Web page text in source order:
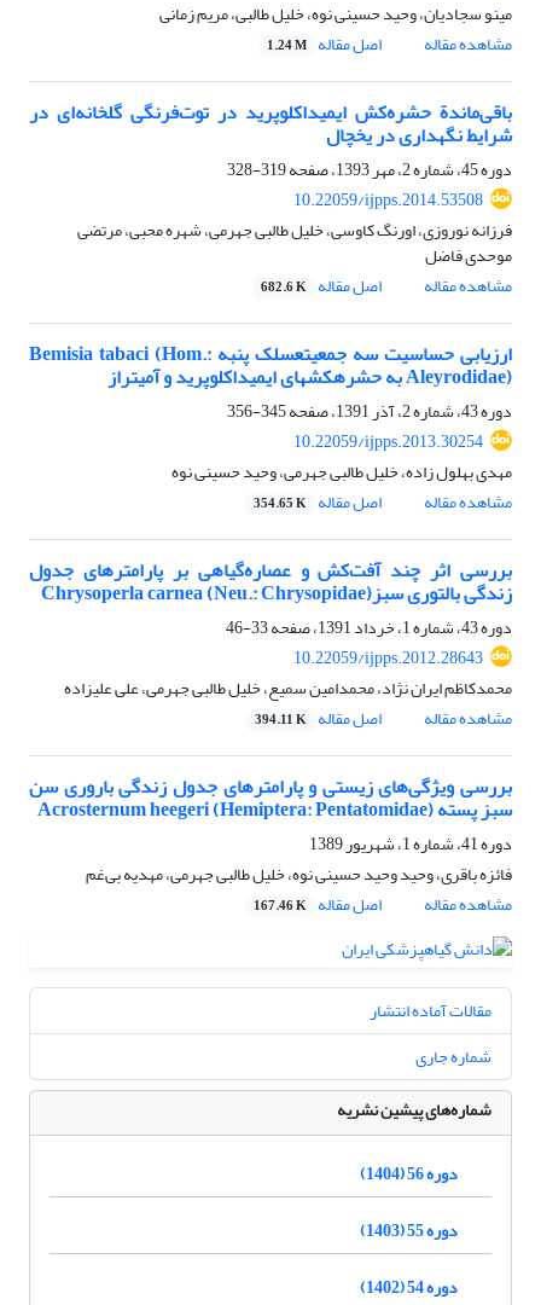
مینو سجادیان، وحید حسینی نوه، خلیل طالبی، مریم زمانی
مشاهده مقاله
اصل مقاله 1.24 M
باقی‌ماندة حشره‌کش ایمیداکلوپرید در توت‌فرنگی گلخانه‌ای در
شرایط نگهداری در یخچال
دوره 45، شماره 2، مهر 1393، صفحه
319-328
10.22059/ijpps.2014.53508
فرزانه نوروزی، اورنگ کاوسی، خلیل طالبی جهرمی، شهره محبی، مرتضی
موحدی فاضل
مشاهده مقاله
اصل مقاله 682.6 K
ارزیابی حساسیت سه جمعیتعسلک پنبه Bemisia tabaci (Hom.:
Aleyrodidae) به حشرهکشهای ایمیداکلوپرید و آمیتراز
دوره 43، شماره 2، آذر 1391، صفحه
345-356
10.22059/ijpps.2013.30254
مهدی بهلول زاده، خلیل طالبی جهرمی، وحید حسینی نوه
مشاهده مقاله
اصل مقاله 354.65 K
بررسی اثر چند آفت‌کش و عصاره‌گیاهی بر پارامترهای جدول
زندگی بالتوری سبزChrysoperla carnea (Neu.: Chrysopidae)
دوره 43، شماره 1، خرداد 1391، صفحه
33-46
10.22059/ijpps.2012.28643
محمدکاظم ایران نژاد، محمدامین سمیع، خلیل طالبی جهرمی، علی علیزاده
مشاهده مقاله
اصل مقاله 394.11 K
بررسی ویژگی‌های زیستی و پارامترهای جدول زندگی باروری سن
سبز پسته Acrosternum heegeri (Hemiptera: Pentatomidae)
دوره 41، شماره 1، شهریور 1389
فائزه باقری، وحید وحید حسینی نوه، خلیل طالبی جهرمی، مهدیه بی‌غم
مشاهده مقاله
اصل مقاله 167.46 K
مقالات آماده انتشار
شماره جاری
شماره‌های پیشین نشریه
دوره 56 (1404)
دوره 55 (1403)
دوره 54 (1402)